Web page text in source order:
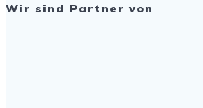
Wir sind Partner von